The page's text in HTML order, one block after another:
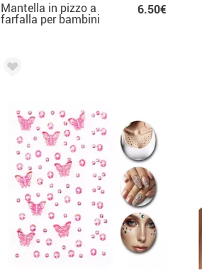
Mantella in pizzo a
farfalla per bambini
6.50€